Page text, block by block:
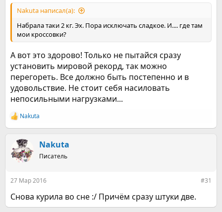
Nakuta написал(а):
Набрала таки 2 кг. Эх. Пора исключать сладкое. И.... где там
мои кроссовки?
А вот это здорово! Только не пытайся сразу
установить мировой рекорд, так можно
перегореть. Все должно быть постепенно и в
удовольствие. Не стоит себя насиловать
непосильными нагрузками...
Р
е
ц
и
Nakuta
Nakuta
Писатель
27 Мар 2016 #31
Снова курила во сне :/ Причём сразу штуки две.